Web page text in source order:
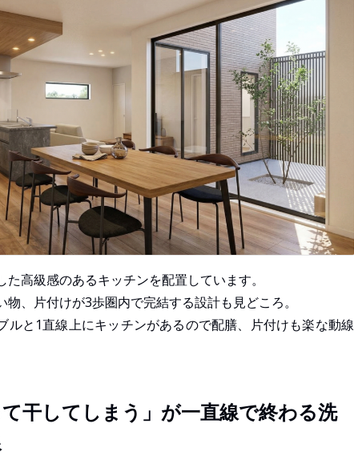
た高級感のあるキッチンを配置しています。
物、片付けが3歩圏内で完結する設計も見どころ。
ルと1直線上にキッチンがあるので配膳、片付けも楽な動線
干してしまう」が一直線で終わる洗